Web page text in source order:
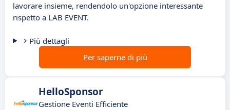
lavorare insieme, rendendolo un'opzione interessante
rispetto a LAB EVENT.
Più dettagli
Per saperne di più
HelloSponsor
Gestione Eventi Efficiente